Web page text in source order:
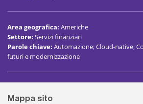
Area geografica: Americhe
Settore: Servizi finanziari
Parole chiave: Automazione; Cloud-native;
futuri e modernizzazione
Mappa sito